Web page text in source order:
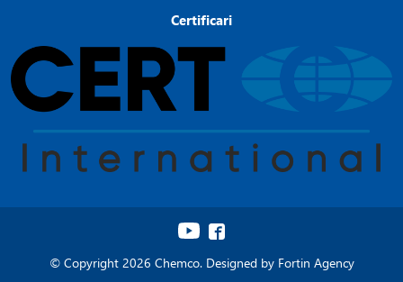
Certificari
© Copyright 2026 Chemco. Designed by Fortin Agency